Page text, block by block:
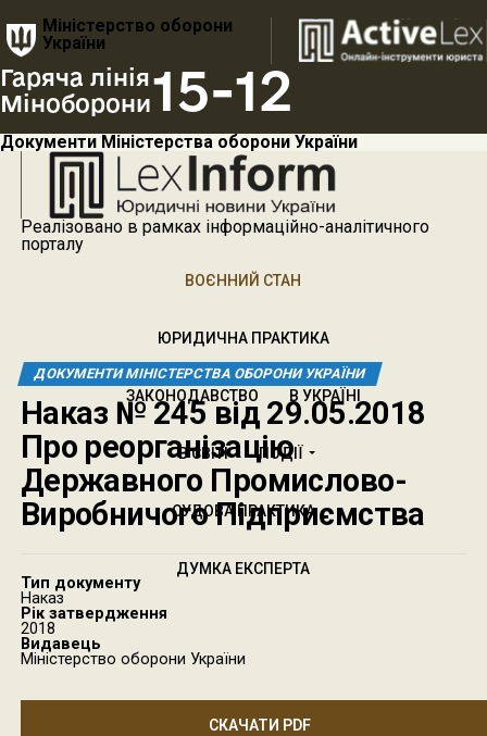
Міністерство оборони
України
Гаряча лінія
Міноборони15-12
Документи Міністерства оборони України
Реалізовано в рамках інформаційно-аналітичного
порталу
ВОЄННИЙ СТАН
ЮРИДИЧНА ПРАКТИКА
ЗАКОНОДАВСТВО В УКРАЇНІ
В СВІТІ ПОДІЇ
СУДОВА ПРАКТИКА
ДУМКА ЕКСПЕРТА
ДОКУМЕНТИ МІНІСТЕРСТВА ОБОРОНИ УКРАЇНИ
Наказ № 245 від 29.05.2018
Про реорганізацію
Державного Промислово-
Виробничого Підприємства
Тип документу
Наказ
Рік затвердження
2018
Видавець
Міністерство оборони України
СКАЧАТИ PDF